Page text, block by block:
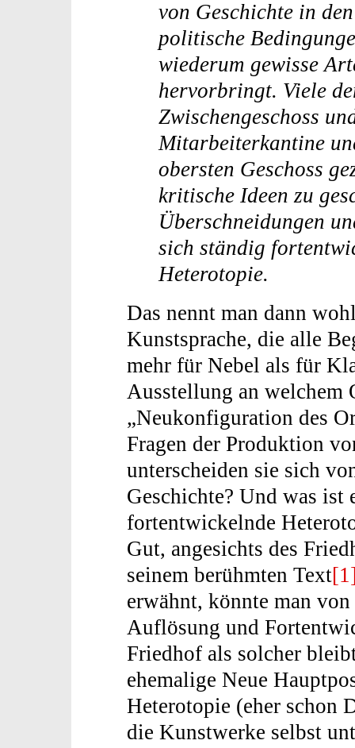
von Geschichte in
politische
wiederum gewisse
hervorbringt. Viele
Zwischengeschoss
Mitarbeiterkantine
obersten Geschoss
kritische Ideen zu
Überschneidungen
sich ständig
Heterotopie.
Das nennt man dann
Kunstsprache, die alle
mehr für Nebel als für
Ausstellung an welchem
„Neukonfiguration des
Fragen der Produktion
unterscheiden sie sich
Geschichte? Und was
fortentwickelnde
Gut, angesichts des
seinem berühmten Text
erwähnt, könnte man
Auflösung und
Friedhof als solcher
ehemalige Neue
Heterotopie (eher schon
die Kunstwerke selbst